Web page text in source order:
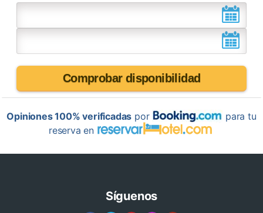
Comprobar disponibilidad
Opiniones 100% verificadas por
para tu
reserva en
Síguenos